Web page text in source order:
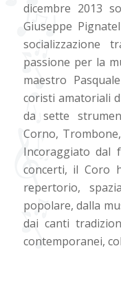
dicembre 2013
Giuseppe
socializzazione
passione per la
maestro
coristi amatoriali
da sette
Corno,
Incoraggiato dal
concerti, il Coro
repertorio,
popolare, dalla
dai canti
contemporanei,